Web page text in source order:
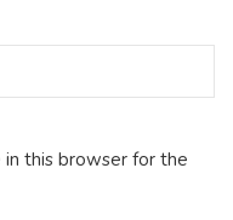
in this browser for the